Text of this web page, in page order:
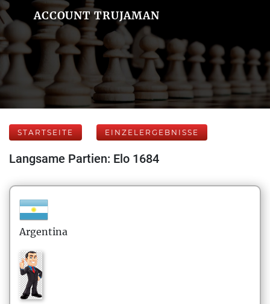
ACCOUNT TRUJAMAN
STARTSEITE EINZELERGEBNISSE
Langsame Partien: Elo 1684
Argentina